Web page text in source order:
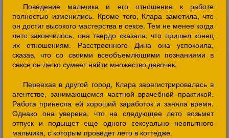
Поведение мальчика и его отношение к работе
полностью изменились. Кроме того, Клара заметила, что
он достиг высокого мастерства в сексе. Тем не менее когда
лето закончилось, она твердо сказала, что пришел конец
их отношениям. Расстроенного Дина она успокоила,
сказав, что со своими всеобъемлющими познаниями в
сексе он легко сумеет найти множество девочек.
Переехав в другой город, Клара зарегистрировалась в
агентстве, занимающемся частной врачебной практикой.
Работа принесла ей хороший заработок и заняла время.
Однако она уверена, что на следующее лето возьмет
отпуск и подыщет еще одного сексуально неопытного
мальчика, с которым проведет лето в коттедже.